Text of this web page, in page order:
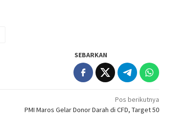
SEBARKAN
Pos berikutnya
PMI Maros Gelar Donor Darah di CFD, Target 50